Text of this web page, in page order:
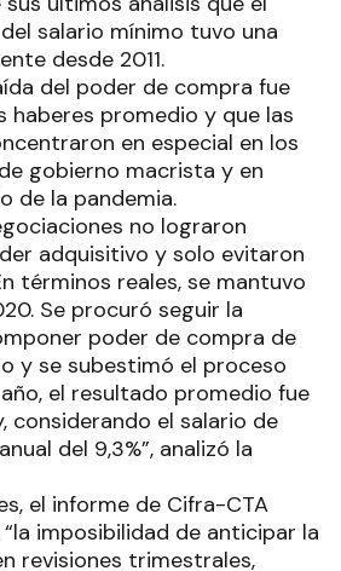
salario mínimo tuvo una
desde 2011.
del poder de compra fue
haberes promedio y que las
en especial en los
gobierno macrista y en
de la pandemia.
no lograron
adquisitivo y solo evitaron
términos reales, se mantuvo
Se procuró seguir la
poder de compra de
y se subestimó el proceso
el resultado promedio fue
considerando el salario de
del 9,3%”, analizó la
el informe de Cifra-CTA
imposibilidad de anticipar la
revisiones trimestrales,